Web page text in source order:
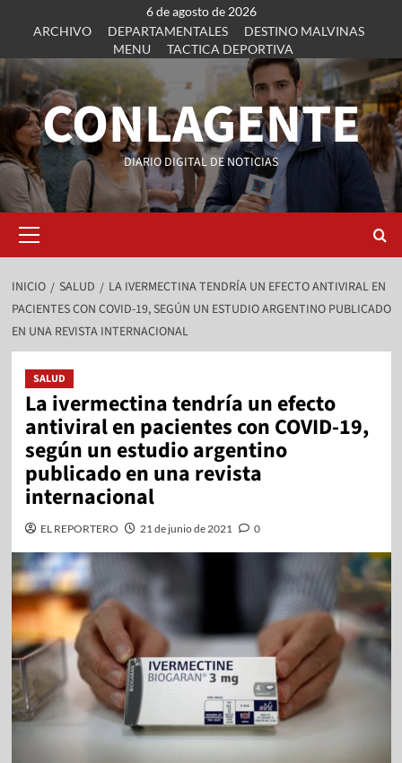
6 de agosto de 2026
ARCHIVO
DEPARTAMENTALES
DESTINO MALVINAS
MENU
TACTICA DEPORTIVA
CONLAGENTE
DIARIO DIGITAL DE NOTICIAS
INICIO SALUD
LA IVERMECTINA TENDRÍA UN EFECTO ANTIVIRAL EN
PACIENTES CON COVID-19, SEGÚN UN ESTUDIO ARGENTINO PUBLICADO
EN UNA REVISTA INTERNACIONAL
SALUD
La ivermectina tendría un efecto
antiviral en pacientes con COVID-19,
según un estudio argentino
publicado en una revista
internacional
EL REPORTERO 21 de junio de 2021 0